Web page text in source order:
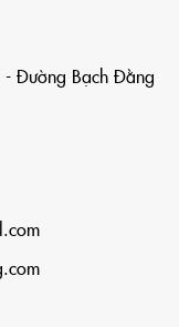
Đường Bạch Đằng